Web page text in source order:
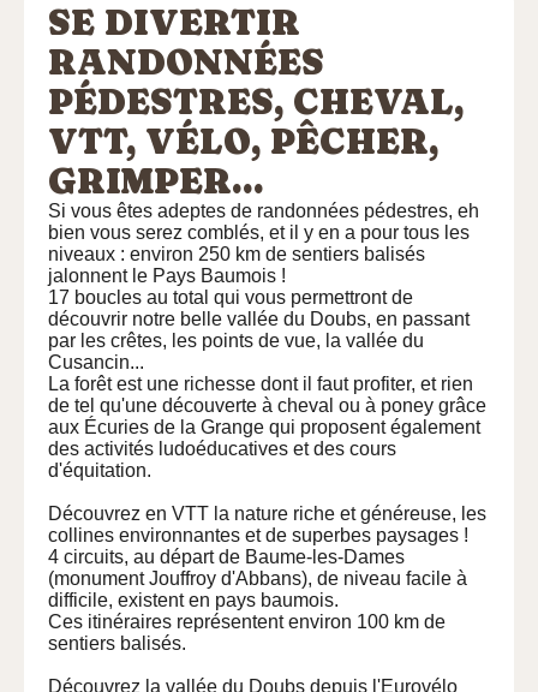
SE DIVERTIR
RANDONNÉES
PÉDESTRES, CHEVAL,
VTT, VÉLO, PÊCHER,
GRIMPER...
Si vous êtes adeptes de randonnées pédestres, eh
bien vous serez comblés, et il y en a pour tous les
niveaux : environ 250 km de sentiers balisés
jalonnent le Pays Baumois !
17 boucles au total qui vous permettront de
découvrir notre belle vallée du Doubs, en passant
par les crêtes, les points de vue, la vallée du
Cusancin...
La forêt est une richesse dont il faut profiter, et rien
de tel qu'une découverte à cheval ou à poney grâce
aux Écuries de la Grange qui proposent également
des activités ludoéducatives et des cours
d'équitation.
Découvrez en VTT la nature riche et généreuse, les
collines environnantes et de superbes paysages !
4 circuits, au départ de Baume-les-Dames
(monument Jouffroy d'Abbans), de niveau facile à
difficile, existent en pays baumois.
Ces itinéraires représentent environ 100 km de
sentiers balisés.
Découvrez la vallée du Doubs depuis l'Eurovélo